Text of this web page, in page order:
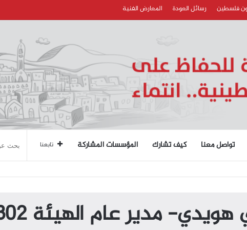
فلسطين رسائل العودة المعارض الفنية
تواصل معنا كيف تشارك المؤسسات المشاركة تابعنا